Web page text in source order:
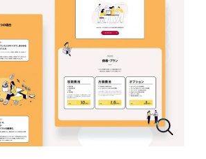
クしたサイト